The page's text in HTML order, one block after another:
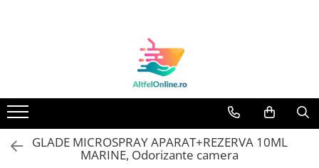
Produse Cosmetice Premium
Reducere 20% la achizitionarea a
minimum 3 produse identice
Oferte
Balsam Rufe
GLADE MICROSPRAY APARAT+REZERVA 10ML
MARINE, Odorizante camera